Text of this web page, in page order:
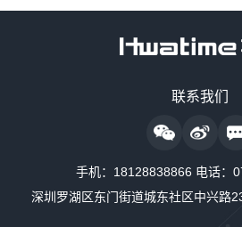
联系我们
手机： 18128838866 电话：
深圳罗湖区东门街道城东社区中兴路
18128838889